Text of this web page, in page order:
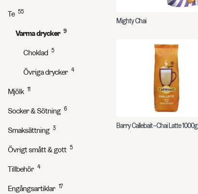
Te 55
Varma drycker 9
Choklad 5
Övriga drycker 4
Mjölk 11
Socker & Sötning 6
Smaksättning 3
Övrigt smått & gott 5
Tillbehör 4
Engångsartiklar 17
Mighty Chai
Barry Callebait – Chai Latte 1000g